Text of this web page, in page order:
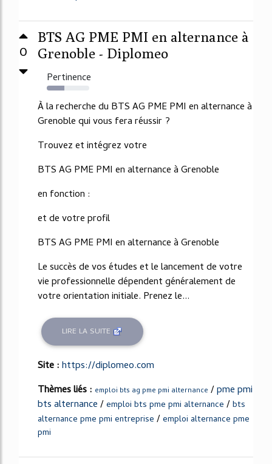
0
BTS AG PME PMI en alternance à
Grenoble - Diplomeo
Pertinence
42%
À la recherche du BTS AG PME PMI en alternance à
Grenoble qui vous fera réussir ?
Trouvez et intégrez votre
BTS AG PME PMI en alternance à Grenoble
en fonction :
et de votre profil
BTS AG PME PMI en alternance à Grenoble
Le succès de vos études et le lancement de votre
vie professionnelle dépendent généralement de
votre orientation initiale. Prenez le...
LIRE LA SUITE
Site :https://diplomeo.com
Thèmes liés : emploi bts ag pme pmi alternance /pme pmi
bts alternance/emploi bts pme pmi alternance /bts
alternance pme pmi entreprise /emploi alternance pme
pmi